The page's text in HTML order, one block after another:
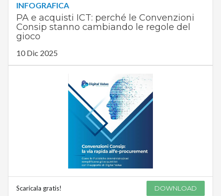
INFOGRAFICA
PA e acquisti ICT: perché le Convenzioni
Consip stanno cambiando le regole del
gioco
10 Dic 2025
Scaricala gratis! DOWNLOAD